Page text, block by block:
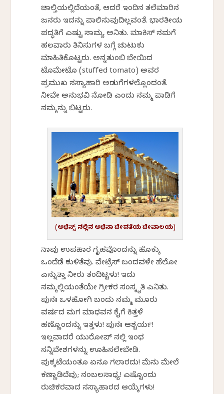
ಚಾಲ್ತಿಯಲ್ಲಿದೆಯಂತೆ, ಆದರೆ ಇಂದಿನ ತಲೆಮಾರಿನ
ಜನರು ಇದನ್ನು ಪಾಲಿಸುವುದಿಲ್ಲವಂತೆ. ಭಾರತೀಯ
ಪದ್ಧತಿಗೆ ಎಷ್ಟು ಸಾಮ್ಯ ಅನಿಸಿತು. ಮಾಕಿಸ್ ನಮಗೆ
ಹಲವಾರು ತಿನಿಸುಗಳ ಬಗ್ಗೆ ಚುಟುಕು
ಮಾಹಿತಿಕೊಟ್ಟರು. ಅನ್ನತುಂಬಿ ಬೇಯಿಸಿದ
ಟೊಮೇಟೊ (stuffed tomato) ಅವರ
ಪ್ರಮುಖ ಸಸ್ಯಾಹಾರಿ ಅಡುಗೆಗಳಲ್ಲೊಂದಂತೆ.
ನೀವೇ ಅನುಭವಿಸಿ ನೋಡಿ ಎಂದು ನಮ್ಮ ಪಾಡಿಗೆ
ನಮ್ಮನ್ನು ಬಿಟ್ಟರು.
(ಅಥೆನ್ಸ್ ನಲ್ಲಿನ ಅಥೆನಾ ದೇವತೆಯ ದೇವಾಲಯ)
ನಾವು ಉಪಹಾರ ಗೃಹವೊಂದನ್ನು ಹೊಕ್ಕು
ಒಂದೆಡೆ ಕುಳಿತೆವು. ವೇಟ್ರೆಸ್ ಬಂದವಳೇ ಹೆಲೋ
ಎನ್ನುತ್ತಾ ನೀರು ತಂದಿಟ್ಟಳು! ಇದು
ನಮ್ಮಲ್ಲಿಯಂತೆಯೇ ಗ್ರೀಕರ ಸಂಸ್ಕೃತಿ ಎನಿಸಿತು.
ಪುನಃ ಒಳಹೋಗಿ ಬಂದು ನಮ್ಮ ಮೂರು
ವರ್ಷದ ಮಗ ಮಾಧವನ ಕೈಗೆ ಕಿತ್ತಳೆ
ಹಣ್ಣೊಂದನ್ನು ಇತ್ತಳು! ಪುನಃ ಆಶ್ಚರ್ಯ!
ಇಲ್ಲವಾದರೆ ಯುರೋಪ್ ನಲ್ಲಿ ಇಂಥ
ಸನ್ನಿವೇಶಗಳನ್ನು ಊಹಿಸಲೇಬೇಡಿ.
ಪುಕ್ಕಟೆಯಂತೂ ಏನೂ ಸಿಗಲಾರದು! ಮೆನು ಮೇಲೆ
ಕಣ್ಣಾಡಿಸಿದೆವು; ನಂಬಲಸಾಧ್ಯ! ಎಷ್ಟೊಂದು
ರುಚಿಕರವಾದ ಸಸ್ಯಾಹಾರದ ಆಯ್ಕೆಗಳು!